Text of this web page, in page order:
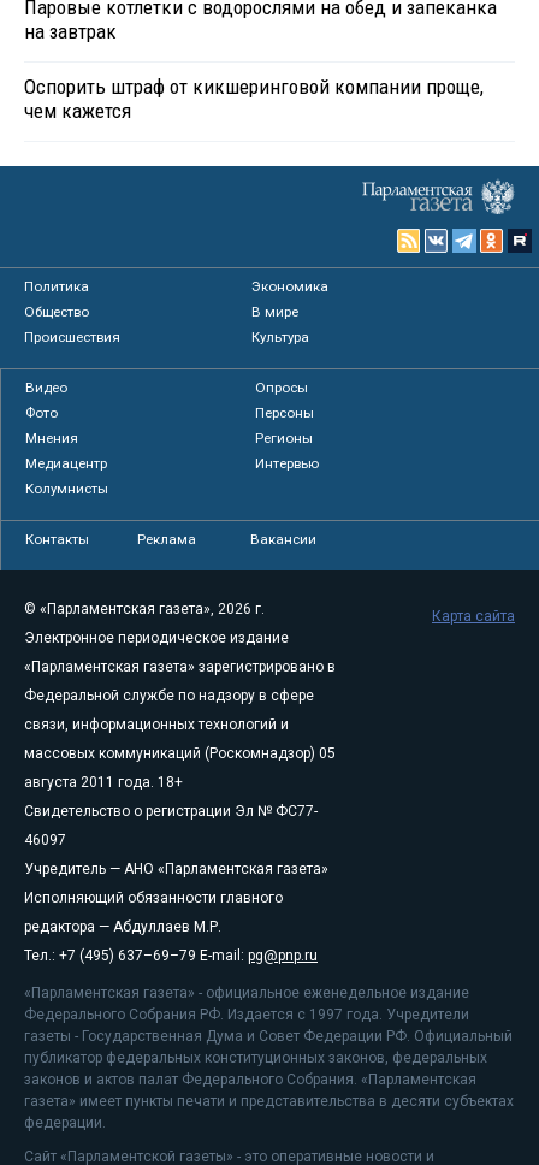
Паровые котлетки с водорослями на обед и запеканка
на завтрак
Оспорить штраф от кикшеринговой компании проще,
чем кажется
Политика
Экономика
Общество
В мире
Происшествия
Культура
Видео
Опросы
Фото
Персоны
Мнения
Регионы
Медиацентр
Интервью
Колумнисты
Контакты Реклама Вакансии
© «Парламентская газета», 2026 г.
Электронное периодическое издание
«Парламентская газета» зарегистрировано в
Федеральной службе по надзору в сфере
связи, информационных технологий и
массовых коммуникаций (Роскомнадзор) 05
августа 2011 года. 18+
Свидетельство о регистрации Эл № ФС77-
46097
Учредитель — АНО «Парламентская газета»
Исполняющий обязанности главного
редактора — Абдуллаев М.Р.
Тел.: +7 (495) 637–69–79 E-mail: pg@pnp.ru
«Парламентская газета» - официальное еженедельное издание
Федерального Собрания РФ. Издается с 1997 года. Учредители
газеты - Государственная Дума и Совет Федерации РФ. Официальный
публикатор федеральных конституционных законов, федеральных
законов и актов палат Федерального Собрания. «Парламентская
газета» имеет пункты печати и представительства в десяти субъектах
федерации.
Сайт «Парламентской газеты» - это оперативные новости и
Карта сайта